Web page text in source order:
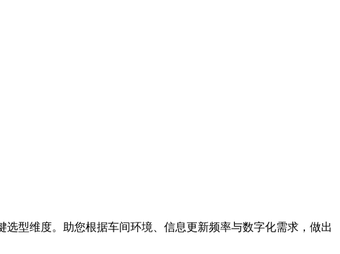
型维度。助您根据车间环境、信息更新频率与数字化需求，做出